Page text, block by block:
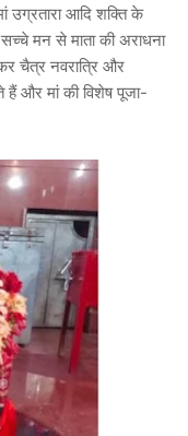
उग्रतारा आदि शक्ति के
मन से माता की अराधना
चैत्र नवरात्रि और
हैं और मां की विशेष पूजा-